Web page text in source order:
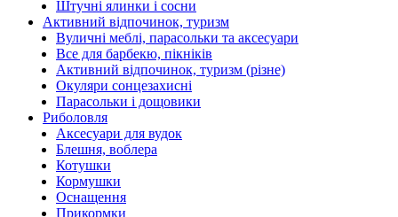
Штучні ялинки і сосни
Активний відпочинок, туризм
Вуличні меблі, парасольки та аксесуари
Все для барбекю, пікніків
Активний відпочинок, туризм (різне)
Окуляри сонцезахисні
Парасольки і дощовики
Риболовля
Аксесуари для вудок
Блешня, воблера
Котушки
Кормушки
Оснащення
Прикормки